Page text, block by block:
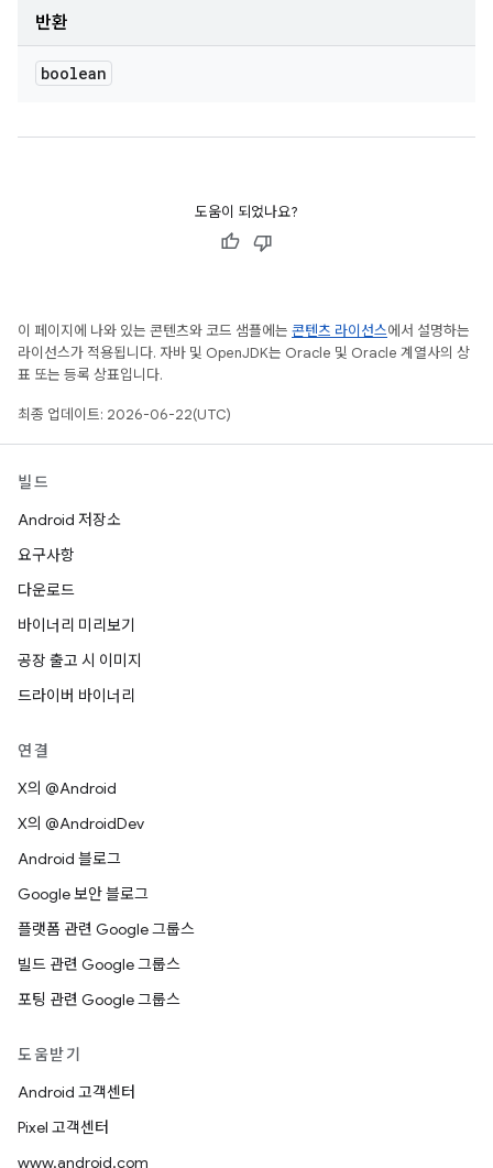
반환
boolean
도움이 되었나요?
이 페이지에 나와 있는 콘텐츠와 코드 샘플에는 콘텐츠 라이선스에서 설명하는
라이선스가 적용됩니다. 자바 및 OpenJDK는 Oracle 및 Oracle 계열사의 상
표 또는 등록 상표입니다.
최종 업데이트: 2026-06-22(UTC)
빌드
Android 저장소
요구사항
다운로드
바이너리 미리보기
공장 출고 시 이미지
드라이버 바이너리
연결
X의 @Android
X의 @AndroidDev
Android 블로그
Google 보안 블로그
플랫폼 관련 Google 그룹스
빌드 관련 Google 그룹스
포팅 관련 Google 그룹스
도움받기
Android 고객센터
Pixel 고객센터
www.android.com